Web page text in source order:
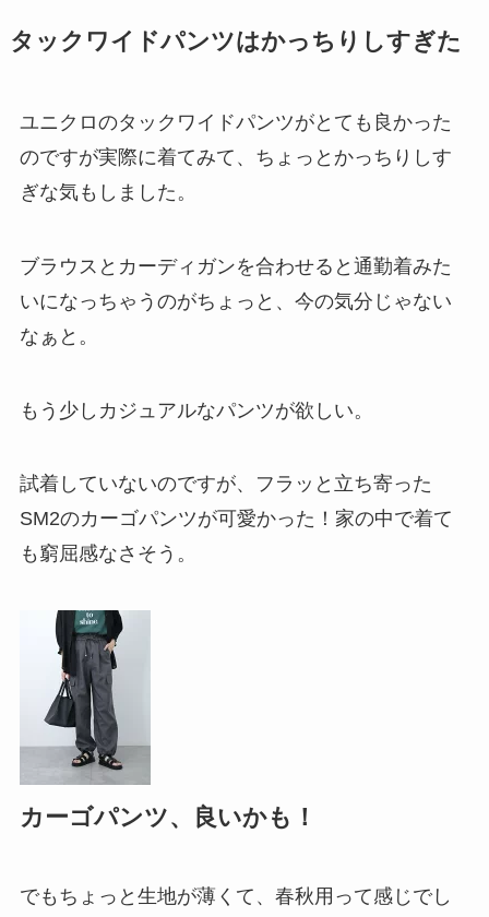
タックワイドパンツはかっちりしすぎた
ユニクロのタックワイドパンツがとても良かった
のですが実際に着てみて、ちょっとかっちりしす
ぎな気もしました。
ブラウスとカーディガンを合わせると通勤着みた
いになっちゃうのがちょっと、今の気分じゃない
なぁと。
もう少しカジュアルなパンツが欲しい。
試着していないのですが、フラッと立ち寄った
SM2のカーゴパンツが可愛かった！家の中で着て
も窮屈感なさそう。
カーゴパンツ、良いかも！
でもちょっと生地が薄くて、春秋用って感じでし